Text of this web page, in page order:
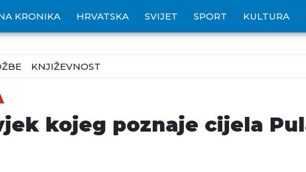
KRONIKA HRVATSKA SVIJET SPORT KULTURA
KNJIŽEVNOST
kojeg poznaje cijela